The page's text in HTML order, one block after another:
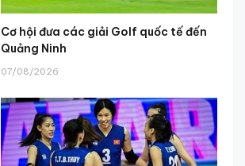
Cơ hội đưa các giải Golf quốc tế đến
Quảng Ninh
07/08/2026